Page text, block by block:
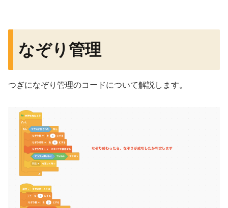
なぞり管理
つぎになぞり管理のコードについて解説します。